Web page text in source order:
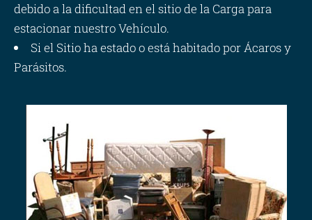
debido a la dificultad en el sitio de la Carga para
estacionar nuestro Vehículo.
Si el Sitio ha estado o está habitado por Ácaros y
Parásitos.